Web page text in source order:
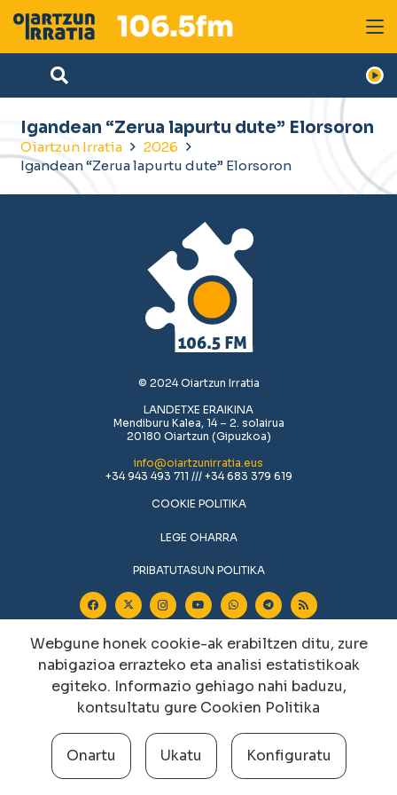
Igandean “Zerua lapurtu dute” Elorsoron
Oiartzun Irratia
2026
Igandean “Zerua lapurtu dute” Elorsoron
© 2024 Oiartzun Irratia
LANDETXE ERAIKINA
Mendiburu Kalea, 14 – 2. solairua
20180 Oiartzun (Gipuzkoa)
info@oiartzunirratia.eus
+34 943 493 711 /// +34 683 379 619
COOKIE POLITIKA
LEGE OHARRA
PRIBATUTASUN POLITIKA
Cookien konfigurazioa aldatu
Webgune honek cookie-ak erabiltzen ditu, zure
nabigazioa errazteko eta analisi estatistikoak
egiteko. Informazio gehiago nahi baduzu,
kontsultatu gure Cookien Politika
Onartu Ukatu Konfiguratu